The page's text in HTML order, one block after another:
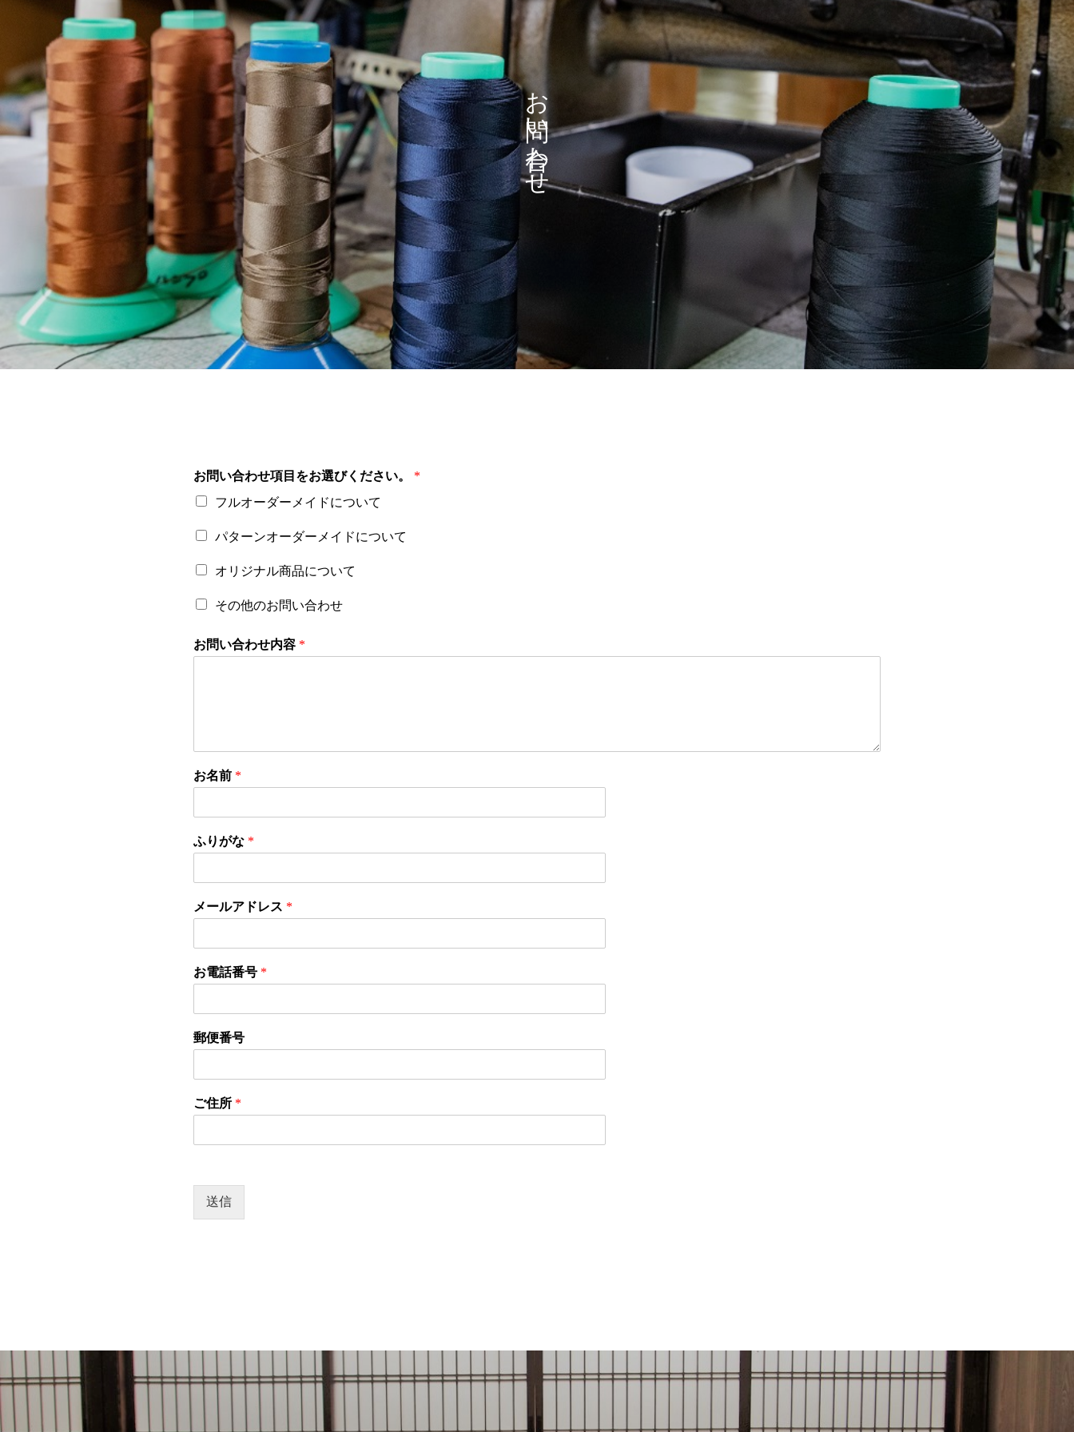
お問い合わせ
お問い合わせ項目をお選びください。 *
フルオーダーメイドについて
パターンオーダーメイドについて
オリジナル商品について
その他のお問い合わせ
お問い合わせ内容 *
お名前 *
ふりがな *
メールアドレス *
お電話番号 *
郵便番号
ご住所 *
送信